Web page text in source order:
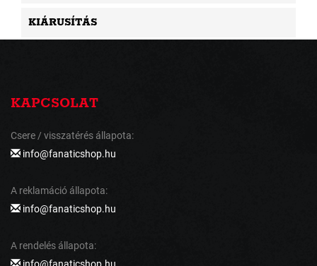
KIÁRUSÍTÁS
KAPCSOLAT
Csere / visszatérés állapota:
info@fanaticshop.hu
A reklamáció állapota:
info@fanaticshop.hu
A rendelés állapota: